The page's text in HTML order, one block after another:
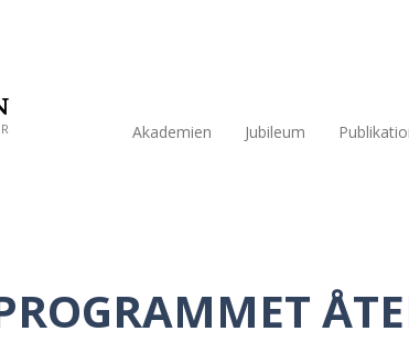
Akademien Jubileum